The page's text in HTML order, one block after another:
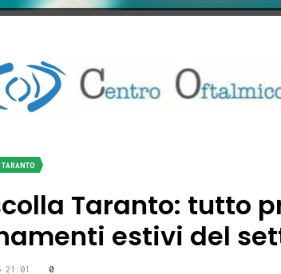
Taranto: tutto
estivi del
21:01 0